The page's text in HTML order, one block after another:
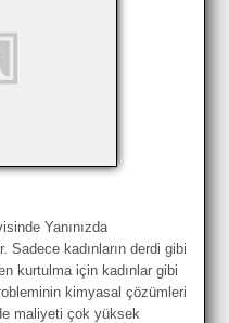
Yanınızda
Sadece kadınların derdi gibi
kurtulma için kadınlar gibi
kimyasal çözümleri
maliyeti çok yüksek